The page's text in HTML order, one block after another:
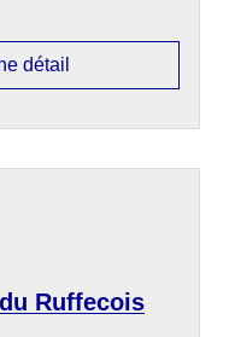
détail
Ruffecois